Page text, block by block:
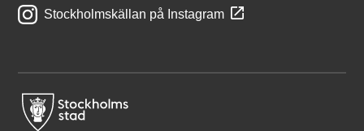
Stockholmskällan på Instagram